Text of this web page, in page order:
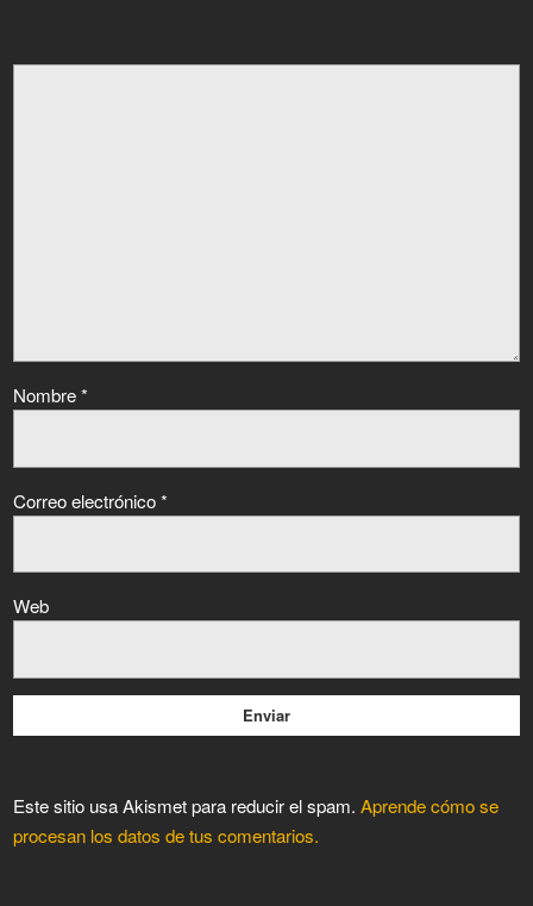
Nombre*
Correo electrónico*
Web
Este sitio usa Akismet para reducir el spam.Aprende cómo se
procesan los datos de tus comentarios.